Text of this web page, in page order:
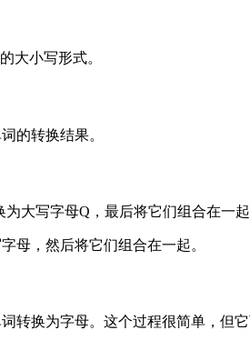
大小写形式。
的转换结果。
大写字母Q，最后将它们组合在一
母，然后将它们组合在一起。
换为字母。这个过程很简单，但